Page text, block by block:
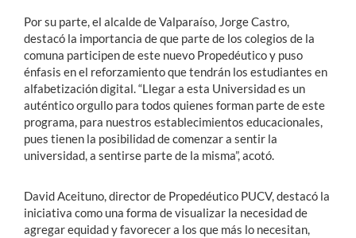
Por su parte, el alcalde de Valparaíso, Jorge Castro,
destacó la importancia de que parte de los colegios de la
comuna participen de este nuevo Propedéutico y puso
énfasis en el reforzamiento que tendrán los estudiantes en
alfabetización digital. “Llegar a esta Universidad es un
auténtico orgullo para todos quienes forman parte de este
programa, para nuestros establecimientos educacionales,
pues tienen la posibilidad de comenzar a sentir la
universidad, a sentirse parte de la misma”, acotó.
David Aceituno, director de Propedéutico PUCV, destacó la
iniciativa como una forma de visualizar la necesidad de
agregar equidad y favorecer a los que más lo necesitan,